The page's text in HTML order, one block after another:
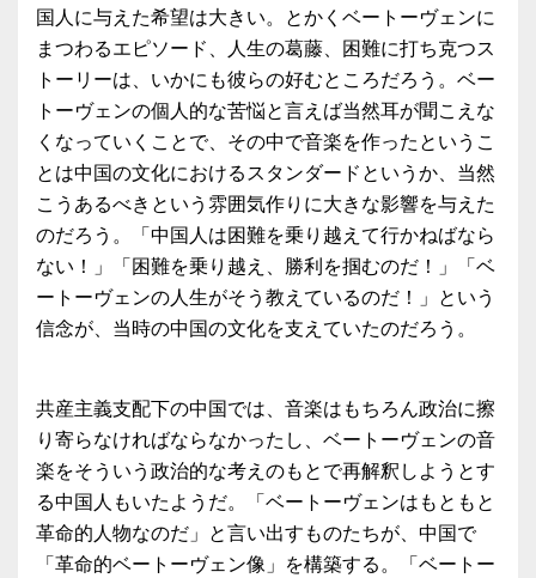
国人に与えた希望は大きい。とかくベートーヴェンに
まつわるエピソード、人生の葛藤、困難に打ち克つス
トーリーは、いかにも彼らの好むところだろう。ベー
トーヴェンの個人的な苦悩と言えば当然耳が聞こえな
くなっていくことで、その中で音楽を作ったというこ
とは中国の文化におけるスタンダードというか、当然
こうあるべきという雰囲気作りに大きな影響を与えた
のだろう。「中国人は困難を乗り越えて行かねばなら
ない！」「困難を乗り越え、勝利を掴むのだ！」「ベ
ートーヴェンの人生がそう教えているのだ！」という
信念が、当時の中国の文化を支えていたのだろう。
共産主義支配下の中国では、音楽はもちろん政治に擦
り寄らなければならなかったし、ベートーヴェンの音
楽をそういう政治的な考えのもとで再解釈しようとす
る中国人もいたようだ。「ベートーヴェンはもともと
革命的人物なのだ」と言い出すものたちが、中国で
「革命的ベートーヴェン像」を構築する。「ベートー